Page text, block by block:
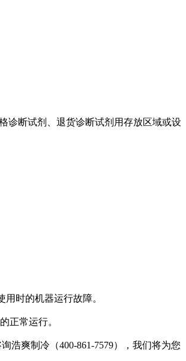
断试剂、退货诊断试剂用存放区域或设
时的机器运行故障。
正常运行。
浩爽制冷（400-861-7579），我们将为您